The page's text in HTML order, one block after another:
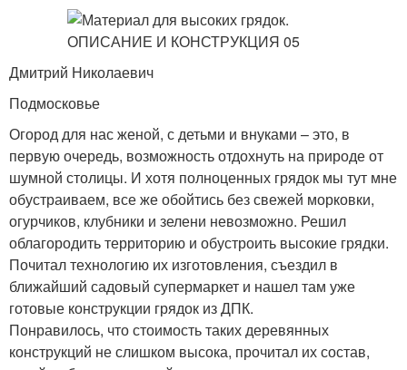
Дмитрий Николаевич
Подмосковье
Огород для нас женой, с детьми и внуками – это, в
первую очередь, возможность отдохнуть на природе от
шумной столицы. И хотя полноценных грядок мы тут мне
обустраиваем, все же обойтись без свежей морковки,
огурчиков, клубники и зелени невозможно. Решил
облагородить территорию и обустроить высокие грядки.
Почитал технологию их изготовления, съездил в
ближайший садовый супермаркет и нашел там уже
готовые конструкции грядок из ДПК.
Понравилось, что стоимость таких деревянных
конструкций не слишком высока, прочитал их состав,